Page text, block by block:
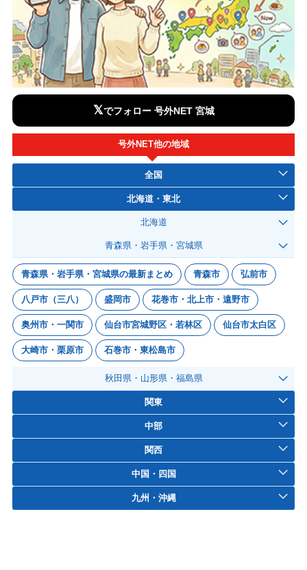
𝕏でフォロー 号外NET 宮城
号外NET他の地域
全国
北海道・東北
北海道
青森県・岩手県・宮城県
青森県・岩手県・宮城県の最新まとめ 青森市 弘前市
八戸市（三八） 盛岡市 花巻市・北上市・遠野市
奥州市・一関市 仙台市宮城野区・若林区 仙台市太白区
大崎市・栗原市 石巻市・東松島市
秋田県・山形県・福島県
関東
中部
関西
中国・四国
九州・沖縄